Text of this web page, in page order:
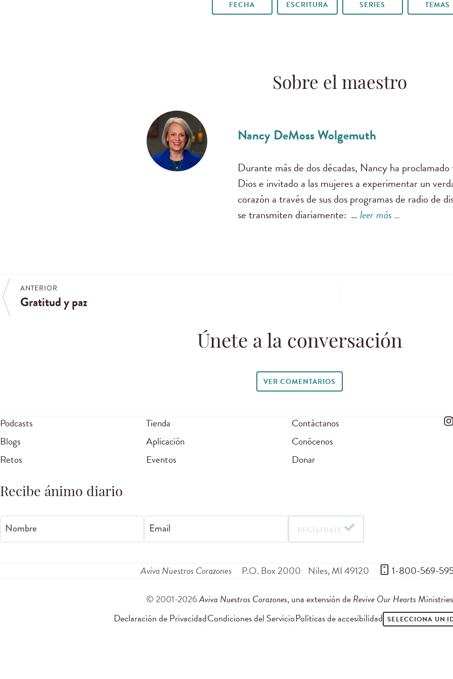
FECHA ESCRITURA SERIES TEMAS
Sobre el maestro
Nancy DeMoss Wolgemuth
Durante más de dos décadas, Nancy ha
Dios e invitado a las mujeres a experimentar un
corazón a través de sus dos programas de radio de
se transmiten diariamente: …leer más …
ANTERIOR
Gratitud y paz
Únete a la conversación
VER COMENTARIOS
Podcasts
Blogs
Retos
Tienda
Aplicación
Eventos
Contáctanos
Conócenos
Donar
Recibe ánimo diario
Nombre Email REGÍSTRATE
Aviva Nuestros Corazones P.O. Box 2000 Niles,MI49120 1-800-569-
© 2001-2026Aviva Nuestros Corazones, una extensión deRevive Our Hearts Ministries
Declaración de PrivacidadCondiciones del ServicioPolíticas de accesibilidad SELECCIONA UN